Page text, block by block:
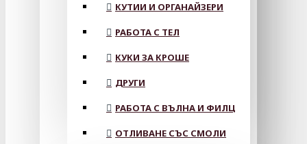
КУТИИ И ОРГАНАЙЗЕРИ
РАБОТА С ТЕЛ
КУКИ ЗА КРОШЕ
ДРУГИ
РАБОТА С ВЪЛНА И ФИЛЦ
ОТЛИВАНЕ СЪС СМОЛИ